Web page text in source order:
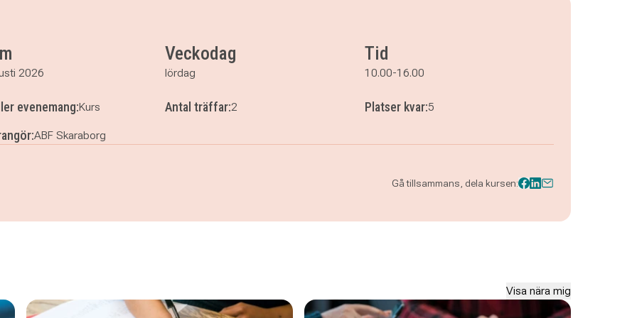
2026
Veckodag
lördag
Tid
10.00-16.00
evenemang:Kurs Antal träffar:2 Platser kvar:5
ABF Skaraborg
Gå tillsammans, dela kursen:
Visa nära mig